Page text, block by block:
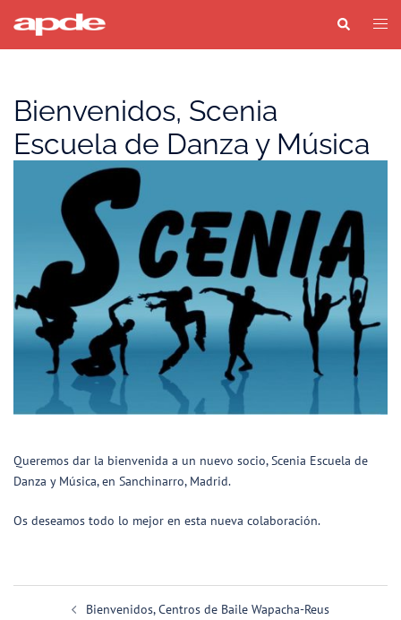
contenido
Buscar
Bienvenidos, Scenia
Escuela de Danza y Música
Queremos dar la bienvenida a un nuevo socio, Scenia Escuela de
Danza y Música, en Sanchinarro, Madrid.
Os deseamos todo lo mejor en esta nueva colaboración.
Bienvenidos, Centros de Baile Wapacha-Reus